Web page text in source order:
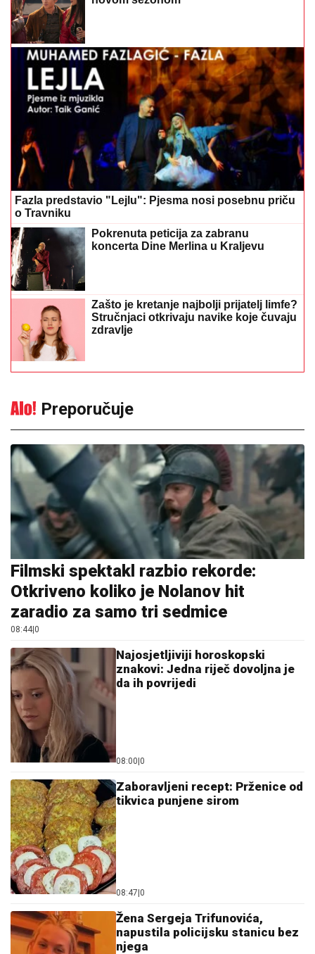
Fazla predstavio "Lejlu": Pjesma nosi posebnu priču
o Travniku
Pokrenuta peticija za zabranu
koncerta Dine Merlina u Kraljevu
Zašto je kretanje najbolji prijatelj limfe?
Stručnjaci otkrivaju navike koje čuvaju
zdravlje
Preporučuje
Filmski spektakl razbio rekorde:
Otkriveno koliko je Nolanov hit
zaradio za samo tri sedmice
08:44|0
Najosjetljiviji horoskopski
znakovi: Jedna riječ dovoljna je
da ih povrijedi
08:00|0
Zaboravljeni recept: Prženice od
tikvica punjene sirom
08:47|0
Žena Sergeja Trifunovića,
napustila policijsku stanicu bez
njega